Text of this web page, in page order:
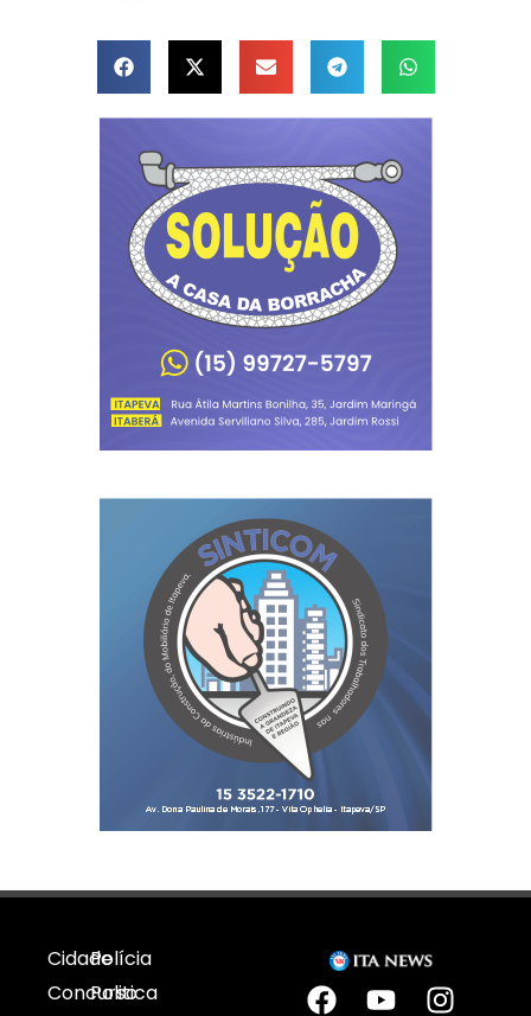
Cidade
Concurso
Polícia
Politica